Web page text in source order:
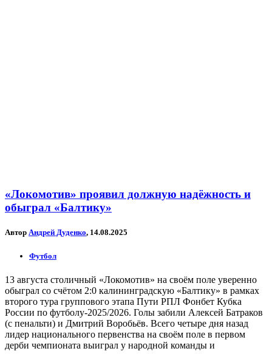
«Локомотив» проявил должную надёжность и
обыграл «Балтику»
Автор Андрей Дуденко, 14.08.2025
Футбол
13 августа столичный «Локомотив» на своём поле уверенно
обыграл со счётом 2:0 калининградскую «Балтику» в рамках
второго тура группового этапа Пути РПЛ Фонбет Кубка
России по футболу-2025/2026. Голы забили Алексей Батраков
(с пенальти) и Дмитрий Воробьёв. Всего четыре дня назад
лидер национального первенства на своём поле в первом
дерби чемпионата выиграл у народной команды и